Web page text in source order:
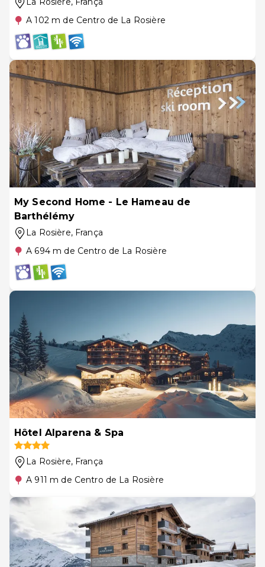
A 102 m de Centro de La Rosière
My Second Home - Le Hameau de
Barthélémy
La Rosière, França
A 694 m de Centro de La Rosière
Hôtel Alparena & Spa
La Rosière, França
A 911 m de Centro de La Rosière